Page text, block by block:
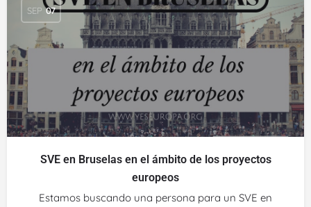
SEP 07
SVE en Bruselas en el ámbito de los proyectos
europeos
Estamos buscando una persona para un SVE en